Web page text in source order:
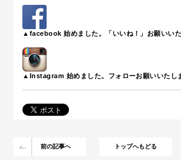
▲facebook 始めました。「いいね！」お願いいた
▲Instagram 始めました。フォローお願いいたし
前の記事へ トップへもどる